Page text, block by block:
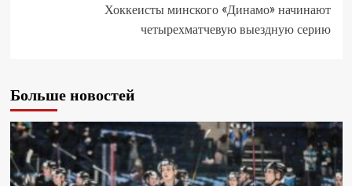
Хоккеисты минского «Динамо» начинают
четырехматчевую выездную серию
Больше новостей